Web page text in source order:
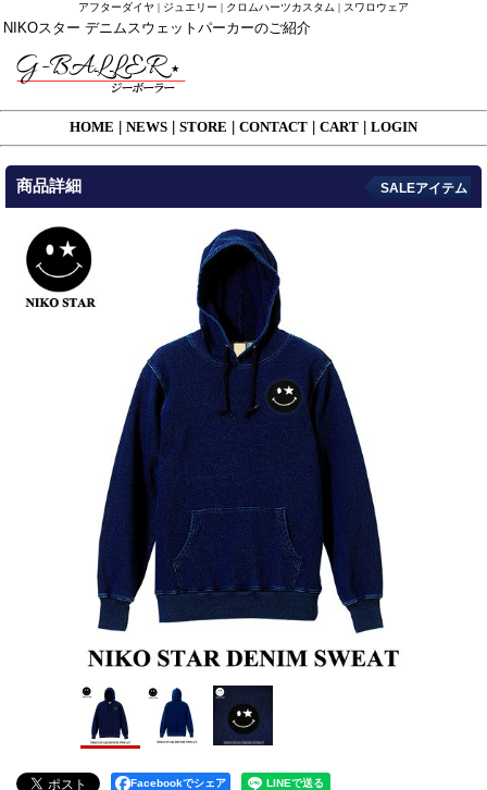
アフターダイヤ | ジュエリー | クロムハーツカスタム | スワロウェア
NIKOスター デニムスウェットパーカーのご紹介
HOME NEWS STORE CONTACT CART LOGIN
商品詳細 SALEアイテム
Facebookでシェア